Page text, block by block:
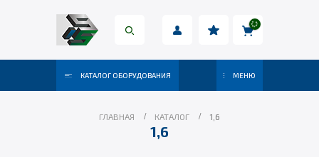
КАТАЛОГ ОБОРУДОВАНИЯ МЕНЮ
ГЛАВНАЯ КАТАЛОГ 1,6
1,6